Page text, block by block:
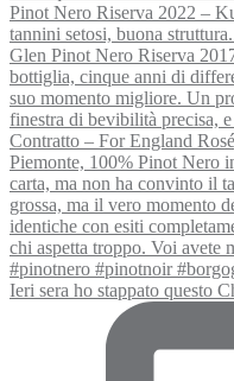
Ieri sera ho stappato questo